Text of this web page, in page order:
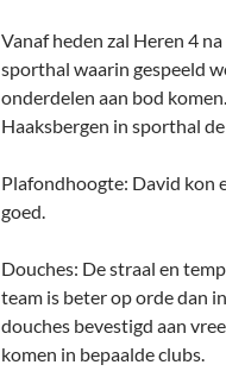
Vanaf heden zal Heren 4
sporthal waarin gespeeld
onderdelen aan bod
Haaksbergen in sporthal
Plafondhoogte: David kon
goed.
Douches: De straal en
team is beter op orde dan
douches bevestigd aan
komen in bepaalde clubs.